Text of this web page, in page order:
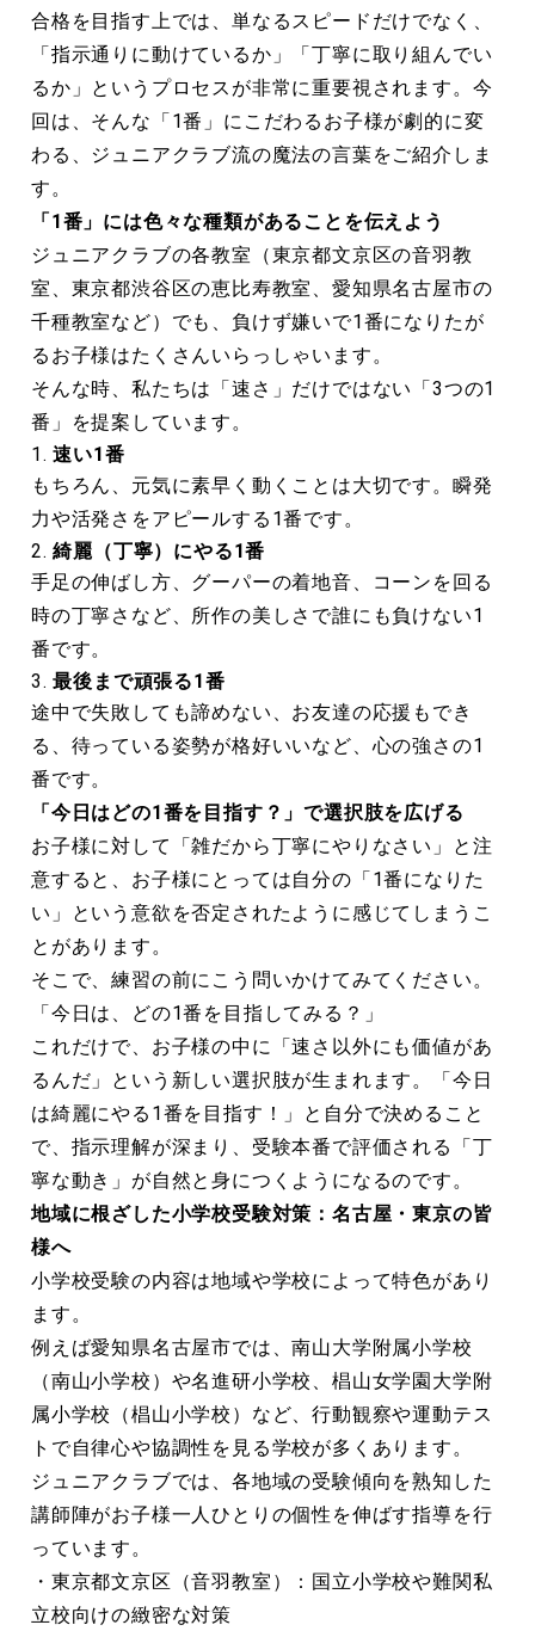
合格を目指す上では、単なるスピードだけでなく、
「指示通りに動けているか」「丁寧に取り組んでい
るか」というプロセスが非常に重要視されます。今
回は、そんな「1番」にこだわるお子様が劇的に変
わる、ジュニアクラブ流の魔法の言葉をご紹介しま
す。
「1番」には色々な種類があることを伝えよう
ジュニアクラブの各教室（東京都文京区の音羽教
室、東京都渋谷区の恵比寿教室、愛知県名古屋市の
千種教室など）でも、負けず嫌いで1番になりたが
るお子様はたくさんいらっしゃいます。
そんな時、私たちは「速さ」だけではない「3つの1
番」を提案しています。
速い1番
もちろん、元気に素早く動くことは大切です。瞬発
力や活発さをアピールする1番です。
綺麗（丁寧）にやる1番
手足の伸ばし方、グーパーの着地音、コーンを回る
時の丁寧さなど、所作の美しさで誰にも負けない1
番です。
最後まで頑張る1番
途中で失敗しても諦めない、お友達の応援もでき
る、待っている姿勢が格好いいなど、心の強さの1
番です。
「今日はどの1番を目指す？」で選択肢を広げる
お子様に対して「雑だから丁寧にやりなさい」と注
意すると、お子様にとっては自分の「1番になりた
い」という意欲を否定されたように感じてしまうこ
とがあります。
そこで、練習の前にこう問いかけてみてください。
「今日は、どの1番を目指してみる？」
これだけで、お子様の中に「速さ以外にも価値があ
るんだ」という新しい選択肢が生まれます。「今日
は綺麗にやる1番を目指す！」と自分で決めること
で、指示理解が深まり、受験本番で評価される「丁
寧な動き」が自然と身につくようになるのです。
地域に根ざした小学校受験対策：名古屋・東京の皆
様へ
小学校受験の内容は地域や学校によって特色があり
ます。
例えば愛知県名古屋市では、南山大学附属小学校
（南山小学校）や名進研小学校、椙山女学園大学附
属小学校（椙山小学校）など、行動観察や運動テス
トで自律心や協調性を見る学校が多くあります。
ジュニアクラブでは、各地域の受験傾向を熟知した
講師陣がお子様一人ひとりの個性を伸ばす指導を行
っています。
・東京都文京区（音羽教室）：国立小学校や難関私
立校向けの緻密な対策